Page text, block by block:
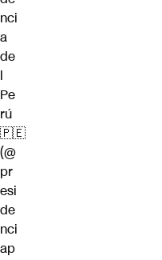
nci
a
de
l
Pe
rú
🇵🇪
(@
pr
esi
de
nci
ap